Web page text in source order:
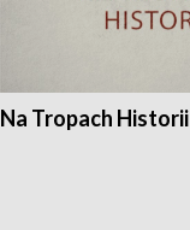
Na Tropach Historii